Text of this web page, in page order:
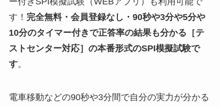
す！ 完全無料・会員登録なし・90秒や3分や5分や
10分のタイマー付きで正答率の結果も分かる ［テ
ストセンター対応］ の本番形式のSPI模擬試験で
す。
電車移動などの90秒や3分間で自分の実力が分かる